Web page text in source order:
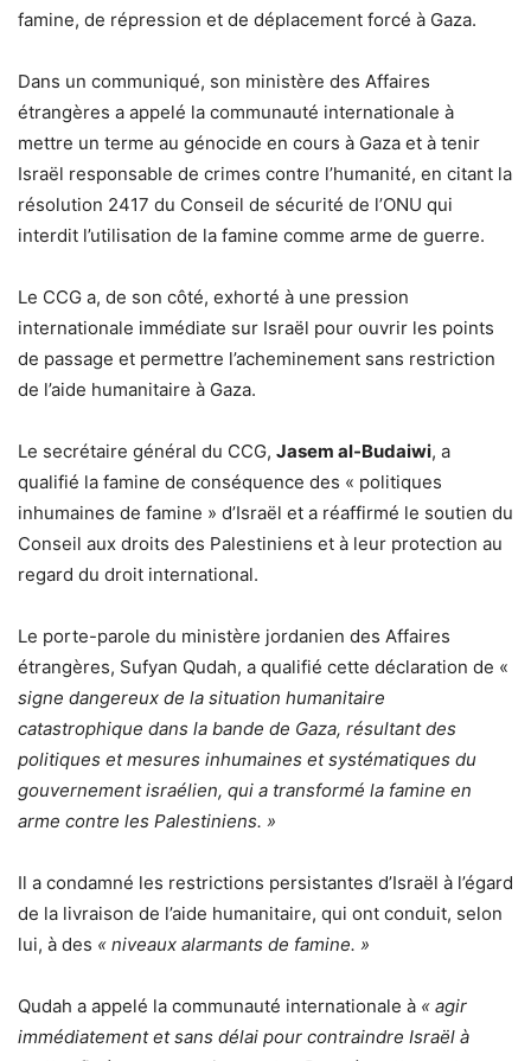
famine, de répression et de déplacement forcé à Gaza.
Dans un communiqué, son ministère des Affaires
étrangères a appelé la communauté internationale à
mettre un terme au génocide en cours à Gaza et à tenir
Israël responsable de crimes contre l’humanité, en citant la
résolution 2417 du Conseil de sécurité de l’ONU qui
interdit l’utilisation de la famine comme arme de guerre.
Le CCG a, de son côté, exhorté à une pression
internationale immédiate sur Israël pour ouvrir les points
de passage et permettre l’acheminement sans restriction
de l’aide humanitaire à Gaza.
Le secrétaire général du CCG, Jasem al-Budaiwi, a
qualifié la famine de conséquence des « politiques
inhumaines de famine » d’Israël et a réaffirmé le soutien du
Conseil aux droits des Palestiniens et à leur protection au
regard du droit international.
Le porte-parole du ministère jordanien des Affaires
étrangères, Sufyan Qudah, a qualifié cette déclaration de «
signe dangereux de la situation humanitaire
catastrophique dans la bande de Gaza, résultant des
politiques et mesures inhumaines et systématiques du
gouvernement israélien, qui a transformé la famine en
arme contre les Palestiniens. »
Il a condamné les restrictions persistantes d’Israël à l’égard
de la livraison de l’aide humanitaire, qui ont conduit, selon
lui, à des « niveaux alarmants de famine. »
Qudah a appelé la communauté internationale à « agir
immédiatement et sans délai pour contraindre Israël à